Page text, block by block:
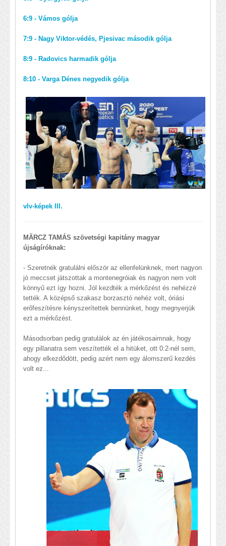
6:9 - Vámos gólja
7:9 - Nagy Viktor-védés, Pjesivac második gólja
8:9 - Radovics harmadik gólja
8:10 - Varga Dénes negyedik gólja
vlv-képek III.
MÄRCZ TAMÁS szövetségi kapitány magyar
újságíróknak:
- Szeretnék gratulálni először az ellenfelünknek, mert nagyon
jó meccset játszottak a montenegróiak és nagyon nem volt
könnyű ezt így hozni. Jól kezdték a mérkőzést és nehézzé
tették. A középső szakasz borzasztó nehéz volt, óriási
erőfeszítésre kényszerítettek bennünket, hogy megnyerjük
ezt a mérkőzést.
Másodsorban pedig gratulálok az én játékosaimnak, hogy
egy pillanatra sem veszítették el a hitüket, ott 0:2-nél sem,
ahogy elkezdődött, pedig azért nem egy álomszerű kezdés
volt ez...